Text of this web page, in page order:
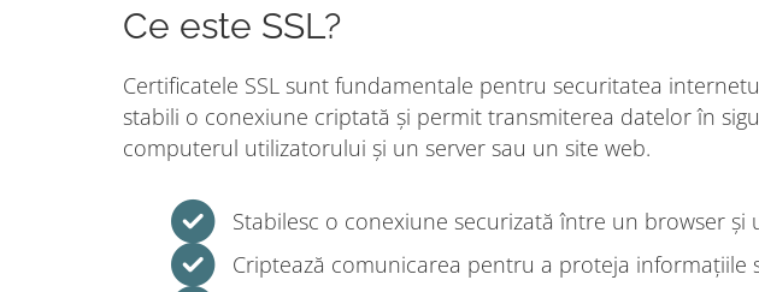
Ce este SSL?
Certificatele SSL sunt fundamentale pentru securitatea
stabili o conexiune criptată și permit transmiterea datelor în
computerul utilizatorului și un server sau un site web.
Stabilesc o conexiune securizată între un browser și
Criptează comunicarea pentru a proteja informațiile